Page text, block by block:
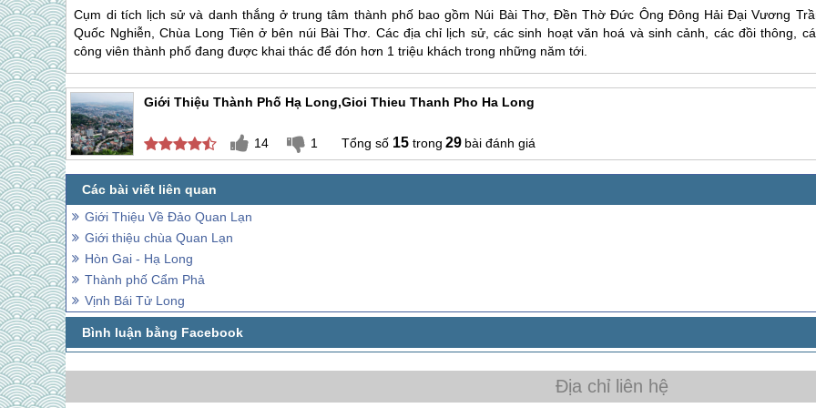
Cụm di tích lịch sử và danh thắng ở trung tâm thành phố bao gồm Núi Bài Thơ, Đền Thờ Đức Ông Đông Hải Đại Vương
Quốc Nghiễn, Chùa Long Tiên ở bên núi Bài Thơ. Các địa chỉ lịch sử, các sinh hoạt văn hoá và sinh cảnh, các đồi thông,
công viên thành phố đang được khai thác để đón hơn 1 triệu khách trong những năm tới.
Giới Thiệu Thành Phố Hạ Long,gioi Thieu Thanh Pho Ha Long
14 1 15 29 bài đánh giá
Giới Thiệu Về Đảo Quan Lạn
Giới thiệu chùa Quan Lạn
Hòn Gai - Hạ Long
Thành phố Cẩm Phả
Vịnh Bái Tử Long